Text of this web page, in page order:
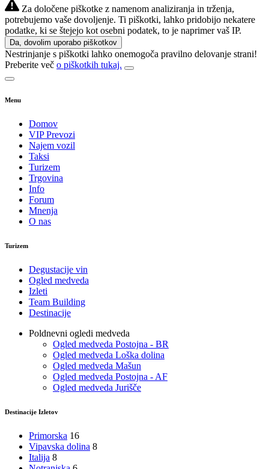
Za določene piškotke z namenom analiziranja in trženja,
potrebujemo vaše dovoljenje. Ti piškotki, lahko pridobijo nekatere
podatke, ki se štejejo kot osebni podatek, to je naprimer vaš IP.
Da, dovolim uporabo piškotkov
Nestrinjanje s piškotki lahko onemogoča pravilno delovanje strani!
Preberite več o piškotkih tukaj.
Menu
Domov
VIP Prevozi
Najem vozil
Taksi
Turizem
Trgovina
Info
Forum
Mnenja
O nas
Turizem
Degustacije vin
Ogled medveda
Izleti
Team Building
Destinacije
Poldnevni ogledi medveda
Ogled medveda Postojna - BR
Ogled medveda Loška dolina
Ogled medveda Mašun
Ogled medveda Postojna - AF
Ogled medveda Jurišče
Destinacije Izletov
Primorska 16
Vipavska dolina 8
Italija 8